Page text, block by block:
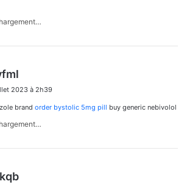
t
2023 à 2h39
brand order bystolic 5mg pill buy generic nebivolol